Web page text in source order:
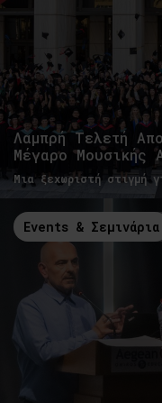
Λαμπρή Τελετή
Μέγαρο Μουσικής
Μια ξεχωριστή στιγμή
Events & Σεμινάρια